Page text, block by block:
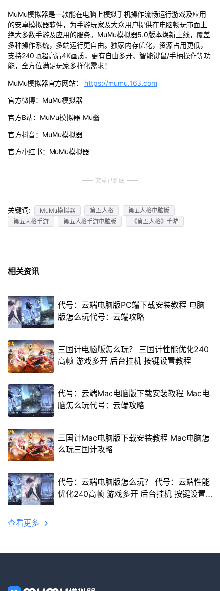
MuMu模拟器是一款能在电脑上模拟手机操作流畅运行游戏及应用
的安卓模拟器软件，为手游玩家及大众用户提供在电脑畅玩市面上
绝大多数手游及应用的服务。MuMu模拟器5.0版本焕新上线，覆盖
多种操作系统，多端运行更自由。独家内存优化，资源占用更低，
支持240帧超高清4K画质，更有自由多开、智能键鼠/手柄操作等功
能，全方位满足玩家多样化需求！
MuMu模拟器官方网站： https://mumu.163.com
官方微博：MuMu模拟器
官方B站：MuMu模拟器-Mu酱
官方抖音：MuMu模拟器
官方小红书：MuMu模拟器
文章已到底
关键词: MuMu模拟器 第五人格
第五人格电脑版
第五人格手游
第五人格手游电脑版 《第五人格》手游
相关资讯
代号：云端电脑版PC端下载安装教程 电脑
版怎么玩代号：云端攻略
三国计电脑版怎么玩？ 三国计性能优化240
高帧 游戏多开 后台挂机 按键设置教程
代号：云端Mac电脑版下载安装教程 Mac电
脑怎么玩代号：云端攻略
三国计Mac电脑版下载安装教程 Mac电脑怎
么玩三国计攻略
代号：云端电脑版怎么玩？ 代号：云端性能
优化240高帧 游戏多开 后台挂机 按键设置
查看更多